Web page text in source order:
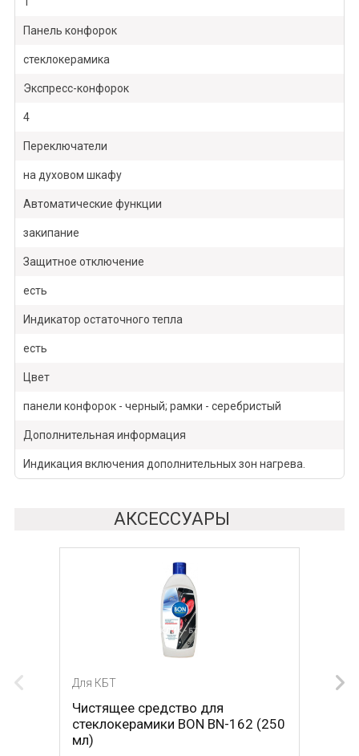
Панель конфорок
стеклокерамика
Экспресс-конфорок
4
Переключатели
на духовом шкафу
Автоматические функции
закипание
Защитное отключение
есть
Индикатор остаточного тепла
есть
Цвет
панели конфорок - черный; рамки - серебристый
Дополнительная информация
Индикация включения дополнительных зон нагрева.
АКСЕССУАРЫ
Для КБТ
Чистящее средство для
стеклокерамики BON BN-162 (250
мл)
Для КБТ
Скребок для ухода за
стеклокерамикой BON BN-603